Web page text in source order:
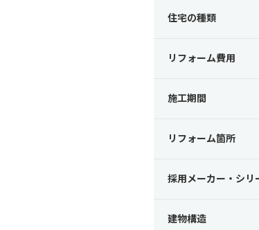
住宅の種類
リフォーム費用
施工期間
リフォーム箇所
採用メーカー・シリ
建物構造